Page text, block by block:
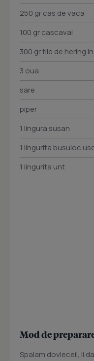
250 gr cas de vaca
100 gr cascaval
300 gr file de hering
3 oua
sare
piper
1 lingura susan
1 lingurita busuioc
1 lingurita unt
Mod de
Spalam dovleceii, ii